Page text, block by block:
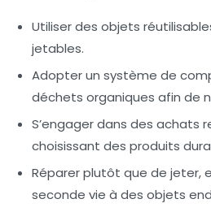
Utiliser des objets
jetables.
Adopter un système de
déchets organiques afin de
S’engager dans des achats
choisissant des produits
Réparer plutôt que de jeter,
seconde vie à des objets